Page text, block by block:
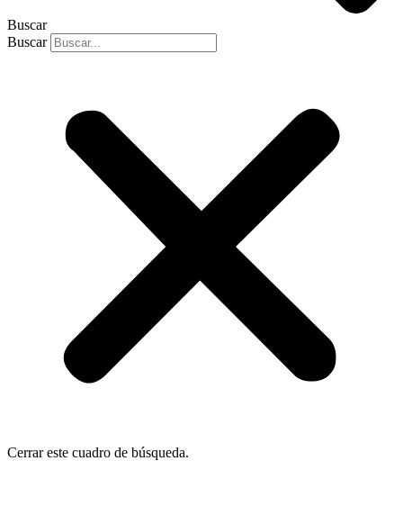
Buscar
Buscar
Cerrar este cuadro de búsqueda.